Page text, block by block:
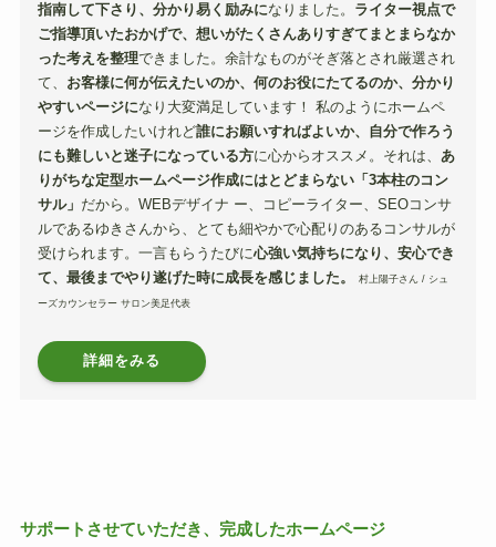
指南して下さり、分かり易く励みになりました。 ライター視点で
ご指導頂いたおかげで、想いがたくさんありすぎてまとまらなか
った考えを整理できました。余計なものがそぎ落とされ厳選され
て、 お客様に何が伝えたいのか、何のお役にたてるのか、分かり
やすいページになり大変満足しています！ 私のようにホームペ
ージを作成したいけれど誰にお願いすればよいか、自分で作ろう
にも難しいと迷子になっている方に心からオススメ。それは、あ
りがちな定型ホームページ作成にはとどまらない「3本柱のコン
サル」 だから。WEBデザイナ ー、コピーライター、SEOコンサ
ルであるゆきさんから、とても細やかで心配りのあるコンサルが
受けられます。一言もらうたびに心強い気持ちになり、安心でき
て、最後までやり遂げた時に成長を感じました。
村上陽子さん / シュ
ーズカウンセラー サロン美足代表
詳細をみる
サポートさせていただき、完成したホームページ